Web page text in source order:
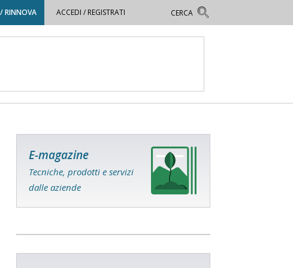
RINNOVA ACCEDI / REGISTRATI
E-magazine
Tecniche, prodotti e servizi
dalle aziende